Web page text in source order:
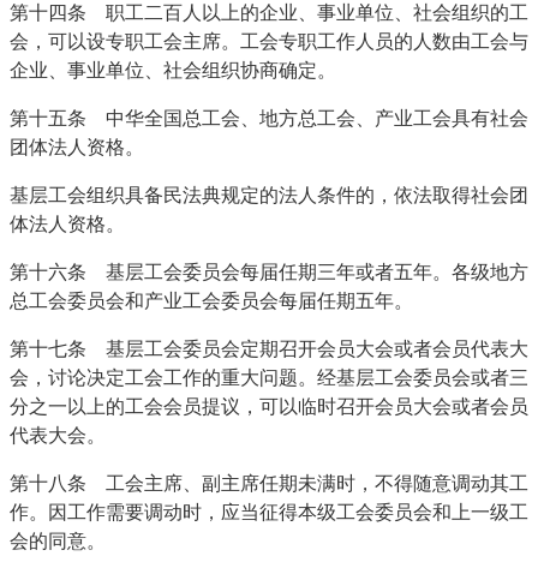
第十四条 职工二百人以上的企业、事业单位、社会组织的工
会，可以设专职工会主席。工会专职工作人员的人数由工会与
企业、事业单位、社会组织协商确定。
第十五条 中华全国总工会、地方总工会、产业工会具有社会
团体法人资格。
基层工会组织具备民法典规定的法人条件的，依法取得社会团
体法人资格。
第十六条 基层工会委员会每届任期三年或者五年。各级地方
总工会委员会和产业工会委员会每届任期五年。
第十七条 基层工会委员会定期召开会员大会或者会员代表大
会，讨论决定工会工作的重大问题。经基层工会委员会或者三
分之一以上的工会会员提议，可以临时召开会员大会或者会员
代表大会。
第十八条 工会主席、副主席任期未满时，不得随意调动其工
作。因工作需要调动时，应当征得本级工会委员会和上一级工
会的同意。